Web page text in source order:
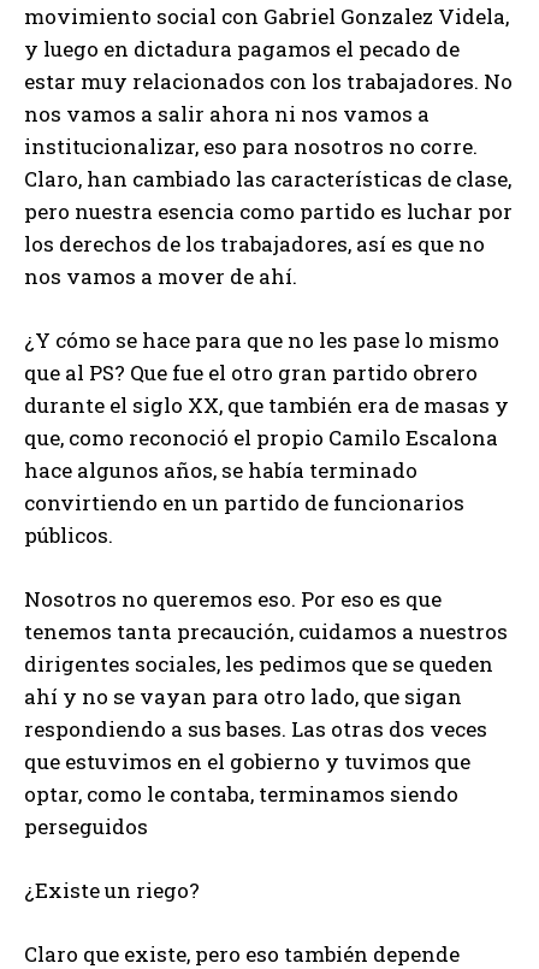
movimiento social con Gabriel Gonzalez Videla,
y luego en dictadura pagamos el pecado de
estar muy relacionados con los trabajadores. No
nos vamos a salir ahora ni nos vamos a
institucionalizar, eso para nosotros no corre.
Claro, han cambiado las características de clase,
pero nuestra esencia como partido es luchar por
los derechos de los trabajadores, así es que no
nos vamos a mover de ahí.
¿Y cómo se hace para que no les pase lo mismo
que al PS? Que fue el otro gran partido obrero
durante el siglo XX, que también era de masas y
que, como reconoció el propio Camilo Escalona
hace algunos años, se había terminado
convirtiendo en un partido de funcionarios
públicos.
Nosotros no queremos eso. Por eso es que
tenemos tanta precaución, cuidamos a nuestros
dirigentes sociales, les pedimos que se queden
ahí y no se vayan para otro lado, que sigan
respondiendo a sus bases. Las otras dos veces
que estuvimos en el gobierno y tuvimos que
optar, como le contaba, terminamos siendo
perseguidos
¿Existe un riego?
Claro que existe, pero eso también depende